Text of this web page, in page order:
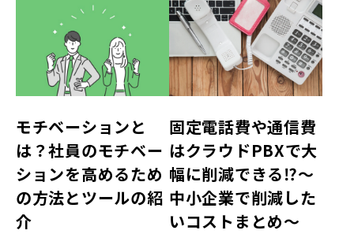
モチベーションと
は？社員のモチベー
ションを高めるため
の方法とツールの紹
介
固定電話費や通信費
はクラウドPBXで大
幅に削減できる⁉～
中小企業で削減した
いコストまとめ～